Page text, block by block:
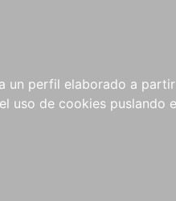
un perfil elaborado a
uso de cookies puslando
NOTICIAS
COMPRAS
INSTITUCIONALES